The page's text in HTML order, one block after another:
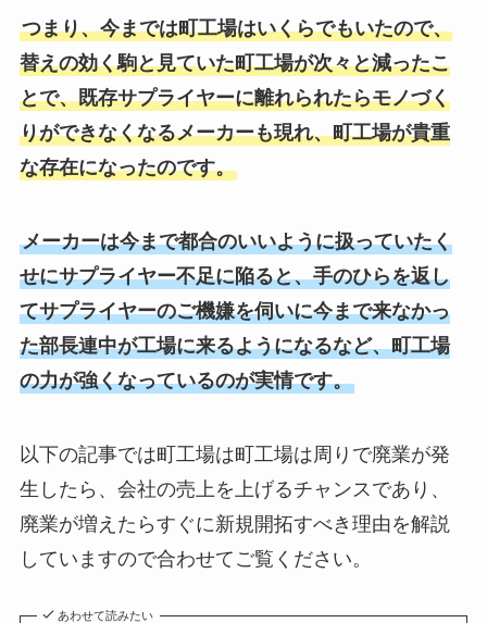
つまり、今までは町工場はいくらでもいたので、
替えの効く駒と見ていた町工場が次々と減ったこ
とで、既存サプライヤーに離れられたらモノづく
りができなくなるメーカーも現れ、町工場が貴重
な存在になったのです。
メーカーは今まで都合のいいように扱っていたく
せにサプライヤー不足に陥ると、手のひらを返し
てサプライヤーのご機嫌を伺いに今まで来なかっ
た部長連中が工場に来るようになるなど、町工場
の力が強くなっているのが実情です。
以下の記事では町工場は町工場は周りで廃業が発
生したら、会社の売上を上げるチャンスであり、
廃業が増えたらすぐに新規開拓すべき理由を解説
していますので合わせてご覧ください。
あわせて読みたい